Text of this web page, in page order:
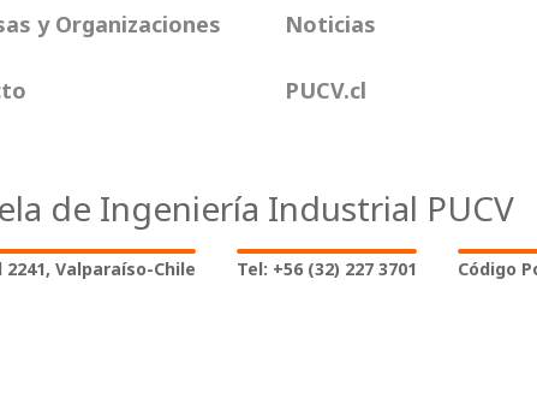
y Organizaciones Noticias
PUCV.cl
de Ingeniería Industrial PUCV
2241, Valparaíso-Chile Tel: +56 (32) 227 3701 Código